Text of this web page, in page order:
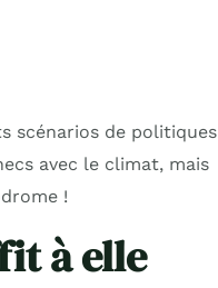
scénarios de politiques
avec le climat, mais
!
à elle